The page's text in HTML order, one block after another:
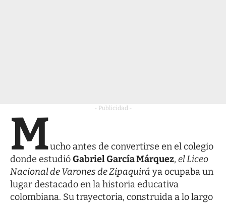
- Publicidad -
Mucho antes de convertirse en el colegio
donde estudióGabriel García Márquez, el Liceo
Nacional de Varones de Zipaquirá ya ocupaba un
lugar destacado en la historia educativa
colombiana. Su trayectoria, construida a lo largo